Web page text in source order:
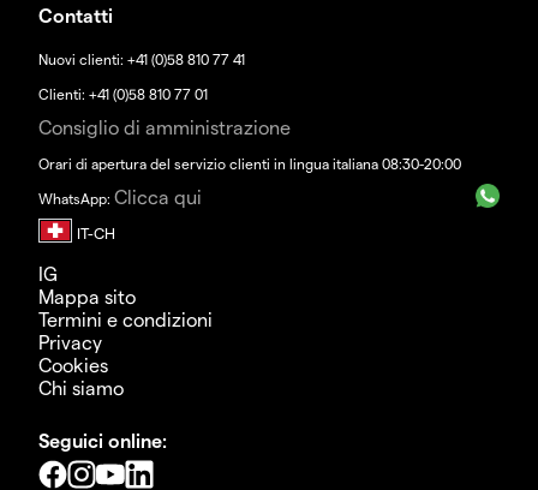
Contatti
Nuovi clienti: +41 (0)58 810 77 41
Clienti: +41 (0)58 810 77 01
Consiglio di amministrazione
Orari di apertura del servizio clienti in lingua italiana 08:30-20:00
WhatsApp: Clicca qui
IG
Mappa sito
Termini e condizioni
Privacy
Cookies
Chi siamo
Seguici online: